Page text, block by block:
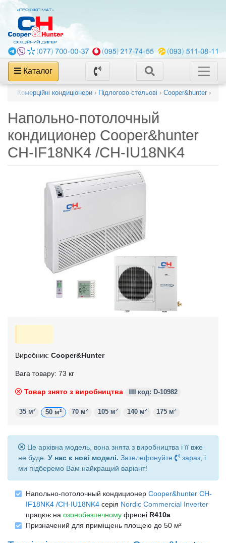
Каталог
Комерційні кондиціонери › Підлогово-стельові › Cooper&hunter ›
Напольно-потолочный
кондиционер Cooper&hunter
CH-IF18NK4 /CH-IU18NK4
Виробник: Cooper&Hunter
Вага товару: 73 кг
Товар знято з виробництва код: D-10982
35 м² 50 м² 70 м² 105 м² 140 м² 175 м²
Це архівна модель, вона знята з виробництва і її вже
не буде. У нас є нові моделі. Зателефонуйте зараз , і
ми підберемо Вам найкращий варіант!
Напольно-потолочный кондиционер Cooper&hunter CH-
IF18NK4 /CH-IU18NK4 серія Nordic Commercial Inverter
працює на озонобезпечному фреоні R410a
Призначений для приміщень площею до 50 м²